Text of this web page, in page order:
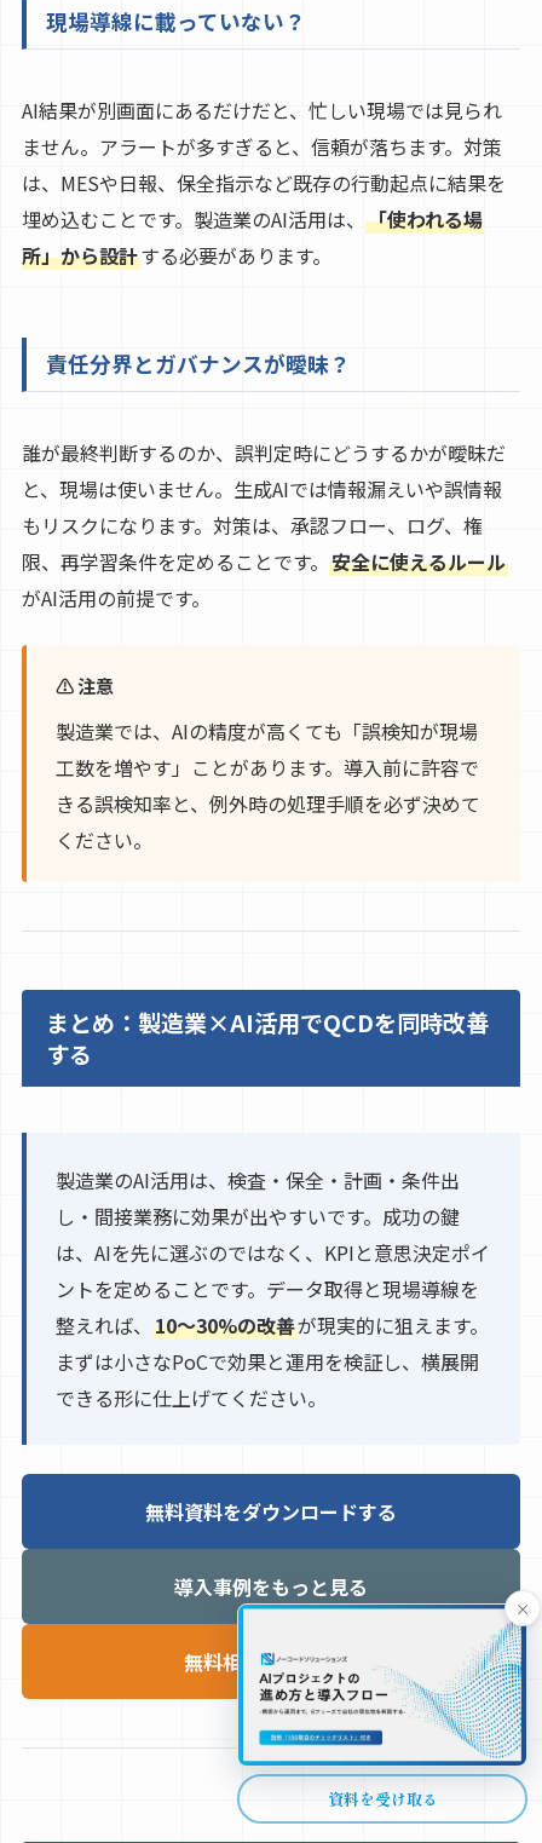
現場導線に載っていない？
AI結果が別画面にあるだけだと、忙しい現場では見られ
ません。アラートが多すぎると、信頼が落ちます。対策
は、MESや日報、保全指示など既存の行動起点に結果を
埋め込むことです。製造業のAI活用は、 「使われる場
所」から設計する必要があります。
責任分界とガバナンスが曖昧？
誰が最終判断するのか、誤判定時にどうするかが曖昧だ
と、現場は使いません。生成AIでは情報漏えいや誤情報
もリスクになります。対策は、承認フロー、ログ、権
限、再学習条件を定めることです。 安全に使えるルール
がAI活用の前提です。
⚠ 注意
製造業では、AIの精度が高くても「誤検知が現場
工数を増やす」ことがあります。導入前に許容で
きる誤検知率と、例外時の処理手順を必ず決めて
ください。
まとめ：製造業×AI活用でQCDを同時改善
する
製造業のAI活用は、検査・保全・計画・条件出
し・間接業務に効果が出やすいです。成功の鍵
は、AIを先に選ぶのではなく、KPIと意思決定ポイ
ントを定めることです。データ取得と現場導線を
整えれば、 10〜30%の改善が現実的に狙えます。
まずは小さなPoCで効果と運用を検証し、横展開
できる形に仕上げてください。
無料資料をダウンロードする
導入事例をもっと見る
無料相談を申し込む
×
資料を受け取る